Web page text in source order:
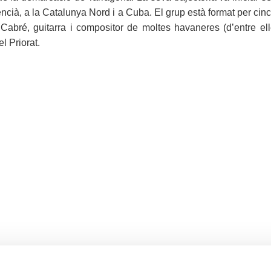
a la Catalunya Nord i a Cuba. El grup està format per
guitarra i compositor de moltes havaneres (d’entre
Priorat.